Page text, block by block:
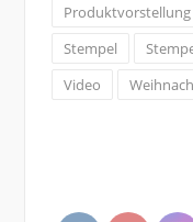
Produktvorstellung
Stempel
Video